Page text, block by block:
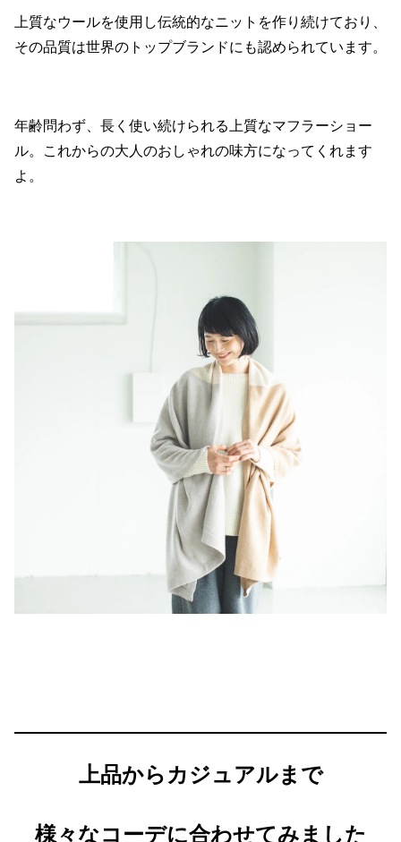
上質なウールを使用し伝統的なニットを作り続けており、
その品質は世界のトップブランドにも認められています。
年齢問わず、長く使い続けられる上質なマフラーショー
ル。これからの大人のおしゃれの味方になってくれます
よ。
上品からカジュアルまで
様々なコーデに合わせてみました